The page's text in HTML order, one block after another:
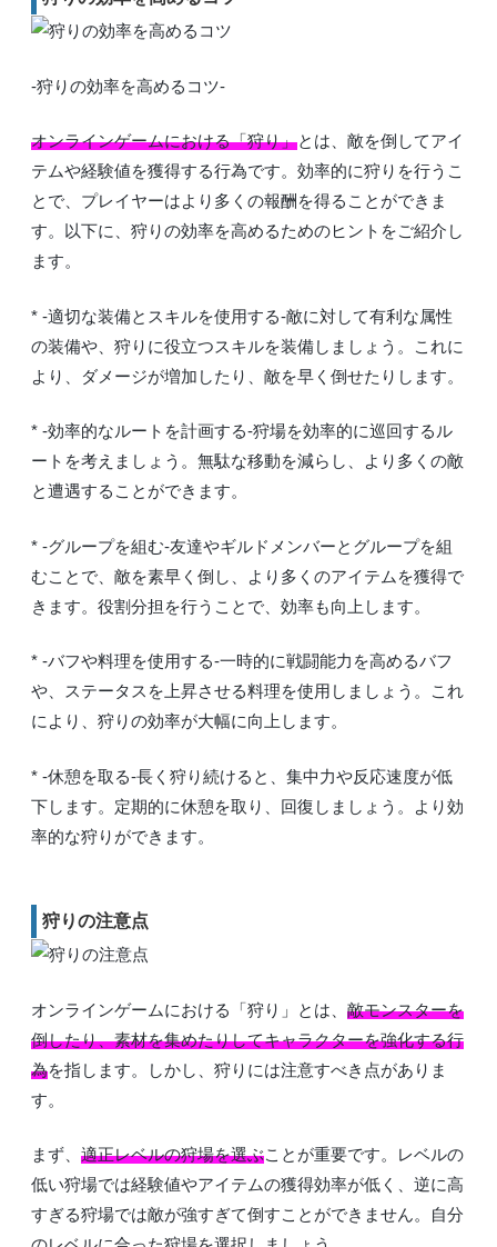
-狩りの効率を高めるコツ-
オンラインゲームにおける「狩り」とは、敵を倒してアイ
テムや経験値を獲得する行為です。効率的に狩りを行うこ
とで、プレイヤーはより多くの報酬を得ることができま
す。以下に、狩りの効率を高めるためのヒントをご紹介し
ます。
* -適切な装備とスキルを使用する-敵に対して有利な属性
の装備や、狩りに役立つスキルを装備しましょう。これに
より、ダメージが増加したり、敵を早く倒せたりします。
* -効率的なルートを計画する-狩場を効率的に巡回するル
ートを考えましょう。無駄な移動を減らし、より多くの敵
と遭遇することができます。
* -グループを組む-友達やギルドメンバーとグループを組
むことで、敵を素早く倒し、より多くのアイテムを獲得で
きます。役割分担を行うことで、効率も向上します。
* -バフや料理を使用する-一時的に戦闘能力を高めるバフ
や、ステータスを上昇させる料理を使用しましょう。これ
により、狩りの効率が大幅に向上します。
* -休憩を取る-長く狩り続けると、集中力や反応速度が低
下します。定期的に休憩を取り、回復しましょう。より効
率的な狩りができます。
狩りの注意点
オンラインゲームにおける「狩り」とは、 敵モンスターを
倒したり、素材を集めたりしてキャラクターを強化する行
為を指します。しかし、狩りには注意すべき点がありま
す。
まず、 適正レベルの狩場を選ぶことが重要です。レベルの
低い狩場では経験値やアイテムの獲得効率が低く、逆に高
すぎる狩場では敵が強すぎて倒すことができません。自分